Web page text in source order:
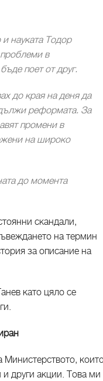
науката Тодор
в
поет от друг.
до края на деня да
реформата. За
промени в
на широко
до момента
скандали,
на термин
за описание на
като цяло се
други акции. Това ми